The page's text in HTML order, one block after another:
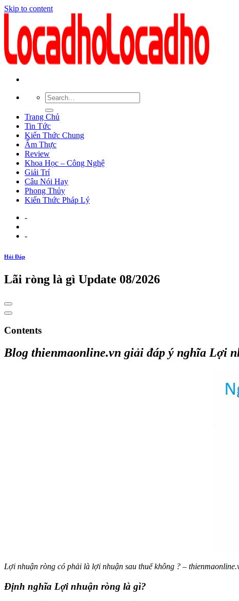
Skip to content
Trang Chủ
Tin Tức
Kiến Thức Chung
Ẩm Thực
Review
Khoa Học – Công Nghệ
Giải Trí
Câu Nói Hay
Phong Thủy
Kiến Thức Pháp Lý
-
-
Hỏi Đáp
Lãi ròng là gì Update 08/2026
Contents
Blog thienmaonline.vn giải đáp ý nghĩa Lợi
Lợi nhuận ròng có phải là lợi nhuận sau thuế không ? –
Định nghĩa Lợi nhuận ròng là gì?